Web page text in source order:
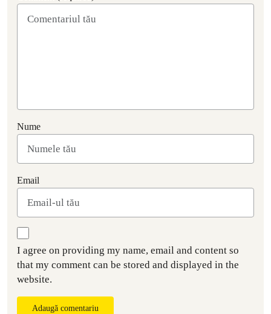
Nume
Email
I agree on providing my name, email and content so
that my comment can be stored and displayed in the
website.
Adaugă comentariu